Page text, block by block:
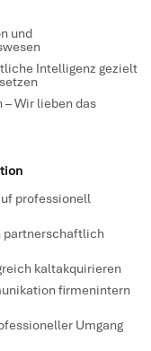
und
Intelligenz gezielt
– Wir lieben das
professionell
partnerschaftlich
kaltakquirieren
firmenintern
Umgang